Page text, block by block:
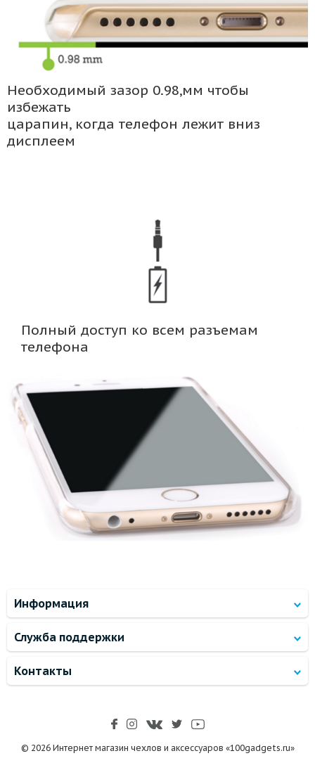
Необходимый зазор 0.98,мм чтобы
избежать
царапин, когда телефон лежит вниз
дисплеем
Полный доступ ко всем разъемам
телефона
Информация
Служба поддержки
Контакты
© 2026 Интернет магазин чехлов и аксессуаров «100gadgets.ru»